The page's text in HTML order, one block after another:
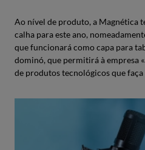
Ao nível de produto, a Magnética
calha para este ano,
que funcionará como capa para
dominó, que permitirá à empresa
de produtos tecnológicos que